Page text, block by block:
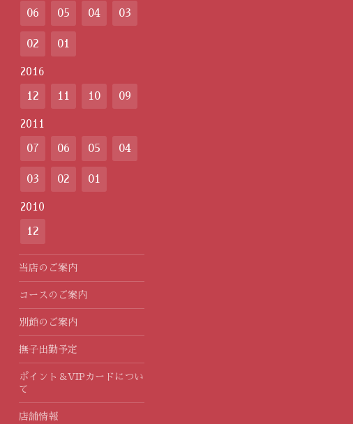
06 05 04 03
02 01
2016
12 11 10 09
2011
07 06 05 04
03 02 01
2010
12
当店のご案内
コースのご案内
別館のご案内
撫子出勤予定
ポイント＆VIPカードについ
て
店舗情報